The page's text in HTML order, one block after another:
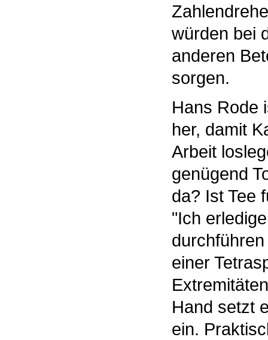
würden bei
anderen
sorgen.
Hans Rode
her, damit
Arbeit
genügend
da? Ist Tee
"Ich
einer
Hand setzt
ein.